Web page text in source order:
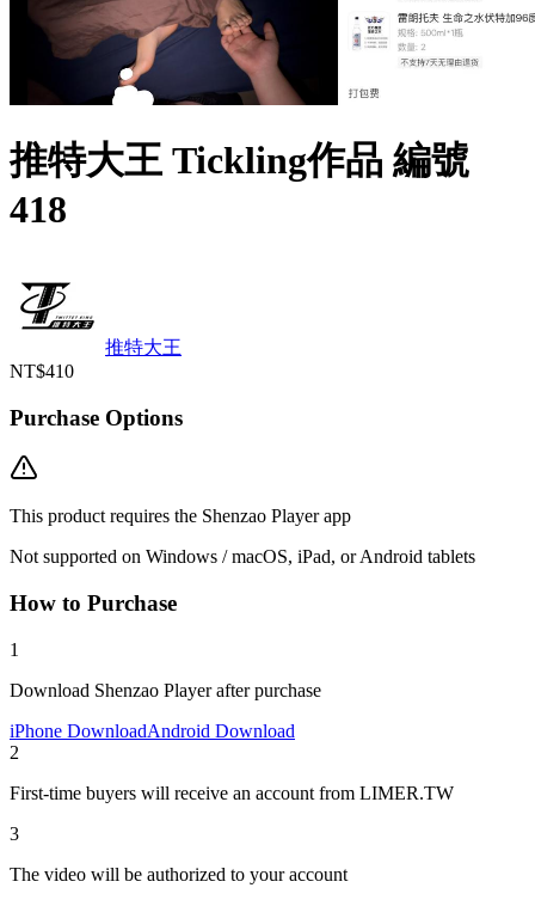
推特大王 Tickling作品 編號
418
推特大王
NT$410
Purchase Options
This product requires the Shenzao Player app
Not supported on Windows / macOS, iPad, or Android tablets
How to Purchase
1
Download Shenzao Player after purchase
iPhone DownloadAndroid Download
2
First-time buyers will receive an account from LIMER.TW
3
The video will be authorized to your account